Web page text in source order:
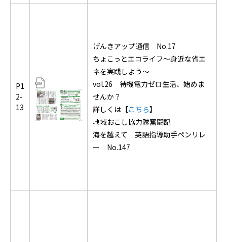
P1
2-
13
げんきアップ通信 No.17
ちょこっとエコライフ～身近な省エ
ネを実践しよう～
vol.26 待機電力ゼロ生活、始めま
せんか？
詳しくは【こちら】
地域おこし協力隊奮闘記
海を越えて 英語指導助手ペンリレ
ー No.147